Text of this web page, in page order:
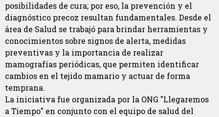
posibilidades de cura; por eso, la prevención y el
diagnóstico precoz resultan fundamentales. Desde el
área de Salud se trabajó para brindar herramientas y
conocimientos sobre signos de alerta, medidas
preventivas y la importancia de realizar
mamografías periódicas, que permiten identificar
cambios en el tejido mamario y actuar de forma
temprana.
La iniciativa fue organizada por la ONG "Llegaremos
a Tiempo" en conjunto con el equipo de salud del